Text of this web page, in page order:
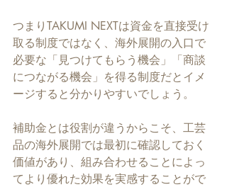
つまりTAKUMI NEXTは資金を直接受け
取る制度ではなく、海外展開の入口で
必要な「見つけてもらう機会」「商談
につながる機会」を得る制度だとイメ
ージすると分かりやすいでしょう。
補助金とは役割が違うからこそ、工芸
品の海外展開では最初に確認しておく
価値があり、組み合わせることによっ
てより優れた効果を実感することがで